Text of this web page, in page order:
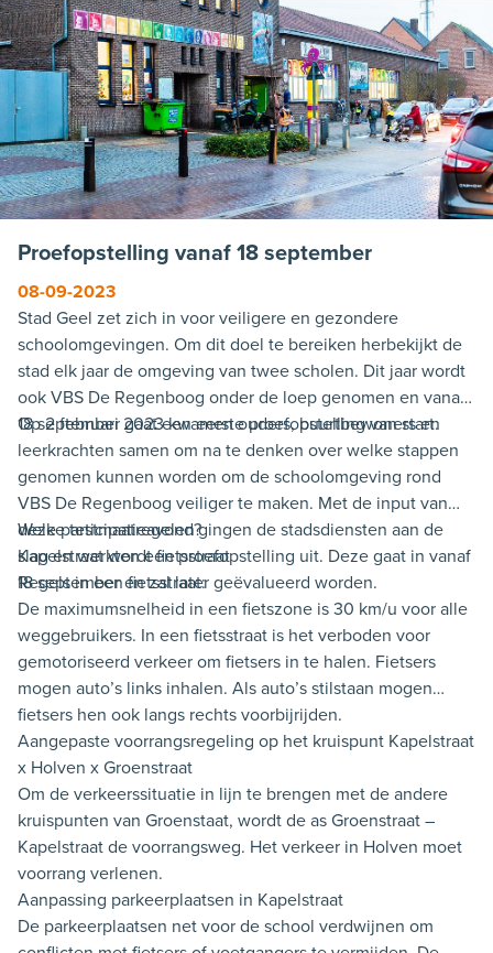
participatieavond moet je wel inschrijven via dit formulier.
Proefopstelling vanaf 18 september
08-09-2023
Stad Geel zet zich in voor veiligere en gezondere
schoolomgevingen. Om dit doel te bereiken herbekijkt de
stad elk jaar de omgeving van twee scholen. Dit jaar wordt
ook VBS De Regenboog onder de loep genomen en vanaf
18 september gaat een eerste proefopstelling van start.
Op 2 februari 2023 kwamen ouders, buurtbewoners en
leerkrachten samen om na te denken over welke stappen
genomen kunnen worden om de schoolomgeving rond
VBS De Regenboog veiliger te maken. Met de input van
deze participatieavond gingen de stadsdiensten aan de
slag en werkten een proefopstelling uit. Deze gaat in vanaf
18 september en zal later geëvalueerd worden.
Welke testmaatregelen?
Kapelstraat wordt fietsstraat
Regels in een fietsstraat:
De maximumsnelheid in een fietszone is 30 km/u voor alle
weggebruikers. In een fietsstraat is het verboden voor
gemotoriseerd verkeer om fietsers in te halen. Fietsers
mogen auto’s links inhalen. Als auto’s stilstaan mogen
fietsers hen ook langs rechts voorbijrijden.
Aangepaste voorrangsregeling op het kruispunt Kapelstraat
x Holven x Groenstraat
Om de verkeerssituatie in lijn te brengen met de andere
kruispunten van Groenstaat, wordt de as Groenstraat –
Kapelstraat de voorrangsweg. Het verkeer in Holven moet
voorrang verlenen.
Aanpassing parkeerplaatsen in Kapelstraat
De parkeerplaatsen net voor de school verdwijnen om